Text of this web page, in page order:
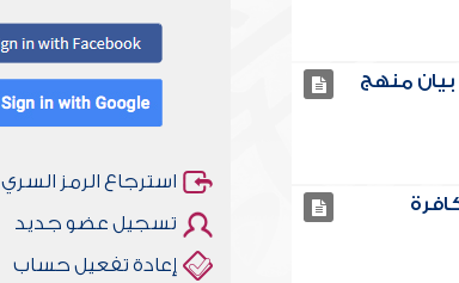
منهج
استرجاع الرمز السري
تسجيل عضو جديد
إعادة تفعيل حساب